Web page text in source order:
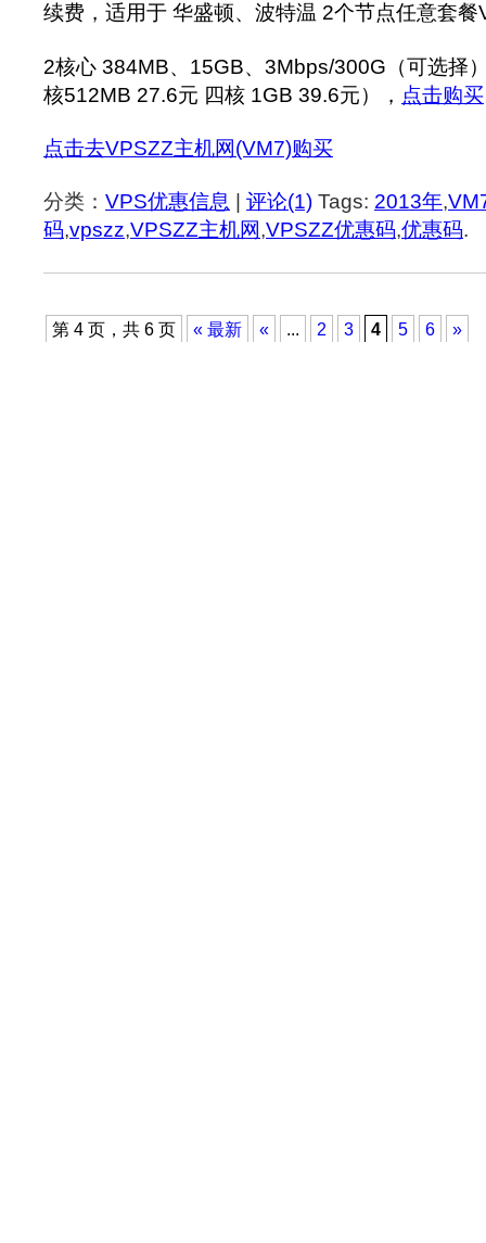
续费，适用于 华盛顿、波特温 2个节点任意套餐
2核心 384MB、15GB、3Mbps/300G（可选择
核512MB 27.6元 四核 1GB 39.6元）， 点击购买
点击去VPSZZ主机网(VM7)购买
分类： VPS优惠信息 评论(1) Tags: 2013年,
码,vpszz,VPSZZ主机网,VPSZZ优惠码,优惠码.
第 4 页，共 6 页 « 最新 « ... 2 3 4 5 6 »